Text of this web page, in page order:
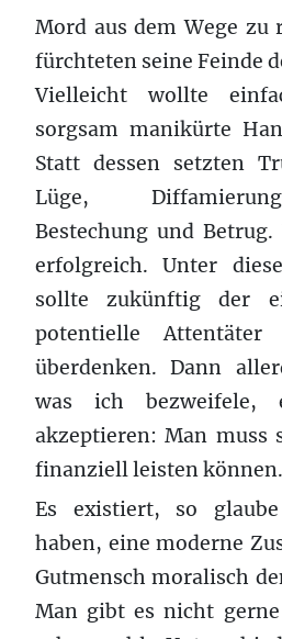
Mord aus dem Wege zu
fürchteten seine Feinde
Vielleicht wollte
sorgsam manikürte
Statt dessen setzten
Lüge,
Bestechung und
erfolgreich. Unter
sollte zukünftig der
potentielle Attentäter
überdenken. Dann
was ich bezweifele,
akzeptieren: Man muss
finanziell leisten können.
Es existiert, so
haben, eine moderne
Gutmensch moralisch
Man gibt es nicht